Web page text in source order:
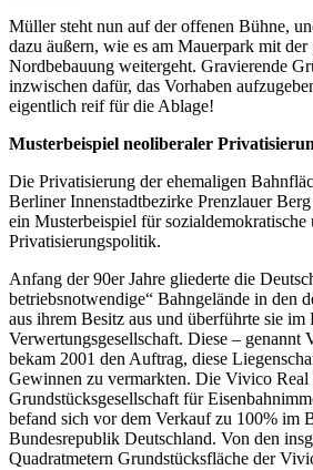
Müller steht nun auf der offenen Bühne,
dazu äußern, wie es am Mauerpark mit der
Nordbebauung weitergeht. Gravierende
inzwischen dafür, das Vorhaben
eigentlich reif für die Ablage!
Musterbeispiel neoliberaler
Die Privatisierung der ehemaligen
Berliner Innenstadtbezirke Prenzlauer
ein Musterbeispiel für
Privatisierungspolitik.
Anfang der 90er Jahre gliederte die
betriebsnotwendige“ Bahngelände in den
aus ihrem Besitz aus und überführte sie im
Verwertungsgesellschaft. Diese – genannt
bekam 2001 den Auftrag, diese
Gewinnen zu vermarkten. Die Vivico Real
Grundstücksgesellschaft für
befand sich vor dem Verkauf zu 100% im
Bundesrepublik Deutschland. Von den
Quadratmetern Grundstücksfläche der